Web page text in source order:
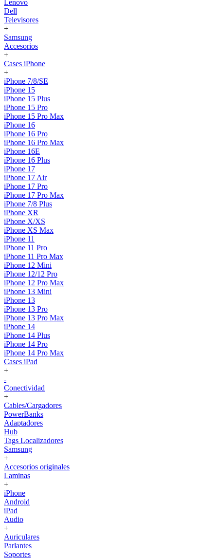
Lenovo
Dell
Televisores
+
Samsung
Accesorios
+
Cases iPhone
+
iPhone 7/8/SE
iPhone 15
iPhone 15 Plus
iPhone 15 Pro
iPhone 15 Pro Max
iPhone 16
iPhone 16 Pro
iPhone 16 Pro Max
iPhone 16E
iPhone 16 Plus
iPhone 17
iPhone 17 Air
iPhone 17 Pro
iPhone 17 Pro Max
iPhone 7/8 Plus
iPhone XR
iPhone X/XS
iPhone XS Max
iPhone 11
iPhone 11 Pro
iPhone 11 Pro Max
iPhone 12 Mini
iPhone 12/12 Pro
iPhone 12 Pro Max
iPhone 13 Mini
iPhone 13
iPhone 13 Pro
iPhone 13 Pro Max
iPhone 14
iPhone 14 Plus
iPhone 14 Pro
iPhone 14 Pro Max
Cases iPad
+
-
Conectividad
+
Cables/Cargadores
PowerBanks
Adaptadores
Hub
Tags Localizadores
Samsung
+
Accesorios originales
Laminas
+
iPhone
Android
iPad
Audio
+
Auriculares
Parlantes
Soportes